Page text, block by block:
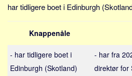
Tyrkiet
Spanien
Sverige
Norge
har tidligere boet i Edinburgh
Knappenåle
- har tidligere boet i
Edinburgh (Skotland)
- har fra
direktør for